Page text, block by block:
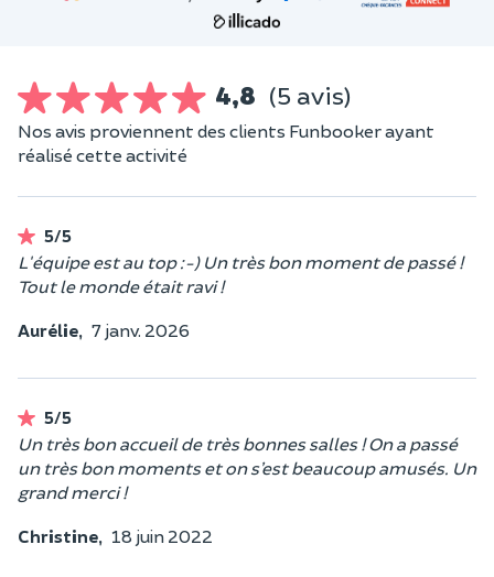
4,8 (5 avis)
Nos avis proviennent des clients Funbooker ayant
réalisé cette activité
5/5
L'équipe est au top :-) Un très bon moment de passé !
Tout le monde était ravi !
Aurélie, 7 janv. 2026
5/5
Un très bon accueil de très bonnes salles ! On a passé
un très bon moments et on s’est beaucoup amusés. Un
grand merci !
Christine, 18 juin 2022